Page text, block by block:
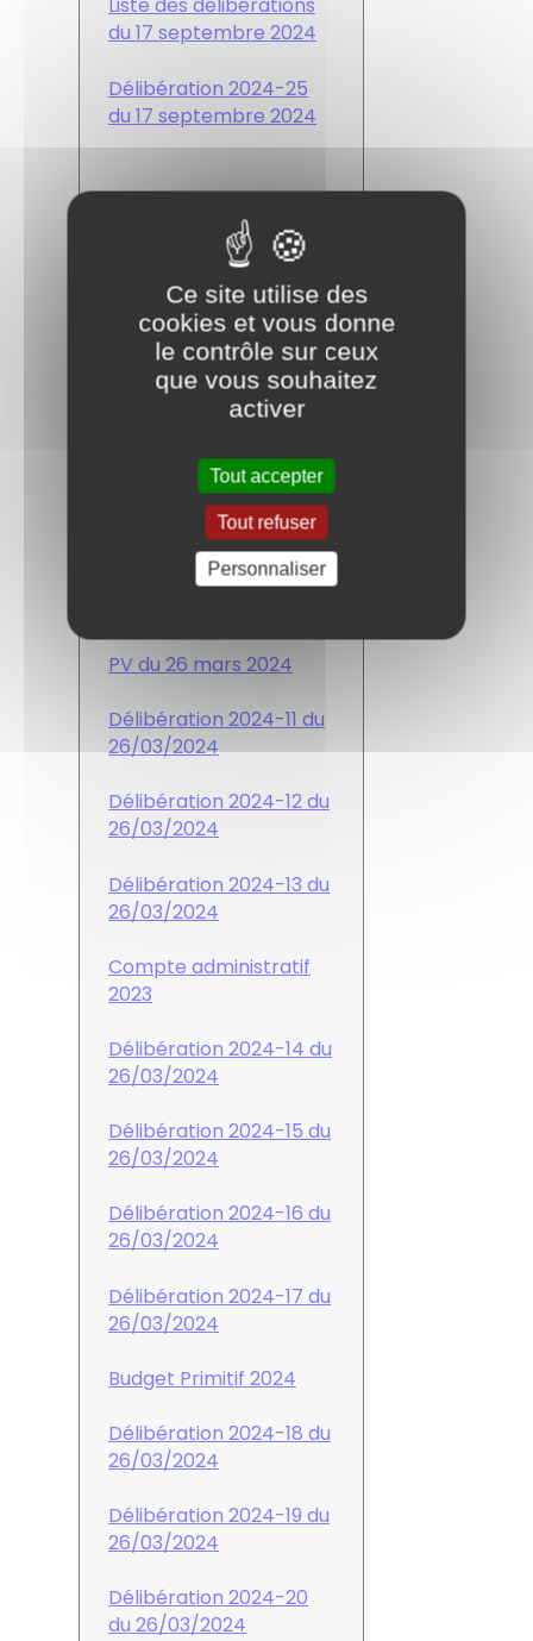
Liste des délibérations
du 17 septembre 2024
Délibération 2024-25
du 17 septembre 2024
PV du 21 mai 2024
Liste des délibérations
du 21 mai 2024
Délibération 2024-22 du
21/05/2024
21/05/2024
Délibération 2024-24
du 21/05/2024
PV du 26 mars 2024
Délibération 2024-11 du
26/03/2024
Délibération 2024-12 du
26/03/2024
Délibération 2024-13 du
26/03/2024
Compte administratif
2023
Délibération 2024-14 du
26/03/2024
Délibération 2024-15 du
26/03/2024
Délibération 2024-16 du
26/03/2024
Délibération 2024-17 du
26/03/2024
Budget Primitif 2024
Délibération 2024-18 du
26/03/2024
Délibération 2024-19 du
26/03/2024
Délibération 2024-20
du 26/03/2024
Ce site utilise des
cookies et vous donne
le contrôle sur ceux
que vous souhaitez
activer
Tout accepter
Tout refuser
Personnaliser